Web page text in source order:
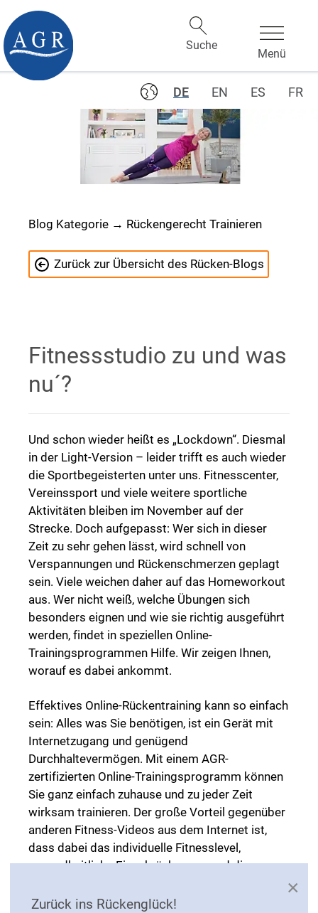
DE EN ES FR
Blog Kategorie → Rückengerecht Trainieren
Zurück zur Übersicht des Rücken-Blogs
Fitnessstudio zu und was
nu´?
Und schon wieder heißt es „Lockdown“. Diesmal
in der Light-Version – leider trifft es auch wieder
die Sportbegeisterten unter uns. Fitnesscenter,
Vereinssport und viele weitere sportliche
Aktivitäten bleiben im November auf der
Strecke. Doch aufgepasst: Wer sich in dieser
Zeit zu sehr gehen lässt, wird schnell von
Verspannungen und Rückenschmerzen geplagt
sein. Viele weichen daher auf das Homeworkout
aus. Wer nicht weiß, welche Übungen sich
besonders eignen und wie sie richtig ausgeführt
werden, findet in speziellen Online-
Trainingsprogrammen Hilfe. Wir zeigen Ihnen,
worauf es dabei ankommt.
Effektives Online-Rückentraining kann so einfach
sein: Alles was Sie benötigen, ist ein Gerät mit
Internetzugang und genügend
Durchhaltevermögen. Mit einem AGR-
zertifizierten Online-Trainingsprogramm können
Sie ganz einfach zuhause und zu jeder Zeit
wirksam trainieren. Der große Vorteil gegenüber
anderen Fitness-Videos aus dem Internet ist,
dass dabei das individuelle Fitnesslevel,
gesundheitliche Einschränkungen und die
×
Zurück ins Rückenglück!